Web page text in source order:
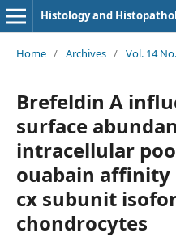
Histology and
Home / Archives / Vol. 14
Brefeldin A
surface
intracellular
ouabain affinity
cx subunit
chondrocytes